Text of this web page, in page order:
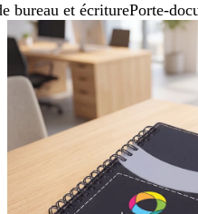
bureau et écriturePorte-
Image
Zoomé
pour
les
touches
«
et
«
et
les